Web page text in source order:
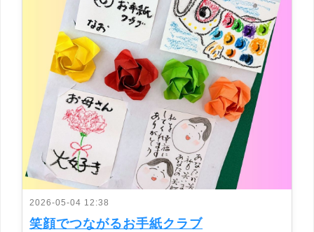
2026-05-04 12:38
笑顔でつながるお手紙クラブ